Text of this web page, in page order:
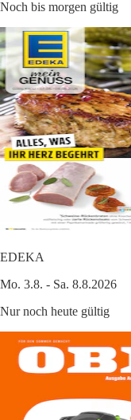
Noch bis morgen gültig
EDEKA
Mo. 3.8. - Sa. 8.8.2026
Nur noch heute gültig